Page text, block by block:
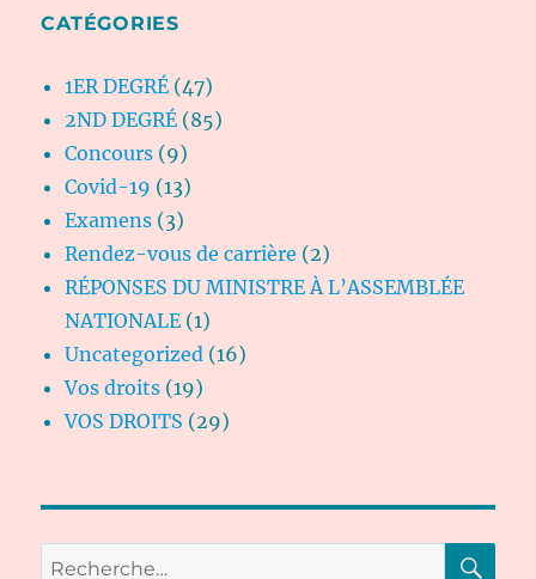
CATÉGORIES
1ER DEGRÉ (47)
2ND DEGRÉ (85)
Concours (9)
Covid-19 (13)
Examens (3)
Rendez-vous de carrière (2)
RÉPONSES DU MINISTRE À L’ASSEMBLÉE
NATIONALE (1)
Uncategorized (16)
Vos droits (19)
VOS DROITS (29)
Recherche